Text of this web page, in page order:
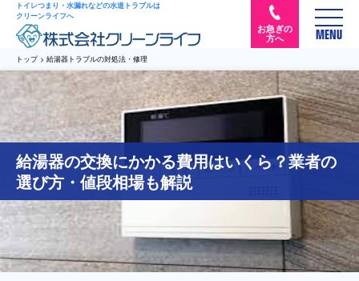
トイレつまり・水漏れなどの水道トラブルは
クリーンライフへ
お急ぎの
方へ
MENU
トップ > 給湯器トラブルの対処法・修理
給湯器の交換にかかる費用はいくら？業者の
選び方・値段相場も解説